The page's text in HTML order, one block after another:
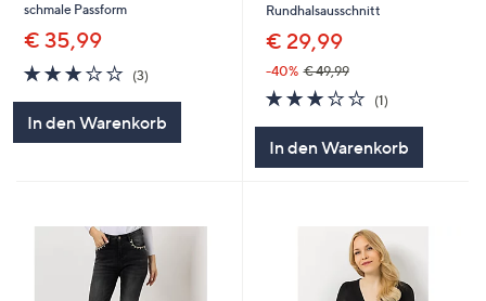
schmale Passform
€ 35,99
3.0
von
(3)3
In den Warenkorb
Rundhalsausschnitt
€ 29,99
-40% € 49,99
3.0
von
(1)
In den Warenkorb